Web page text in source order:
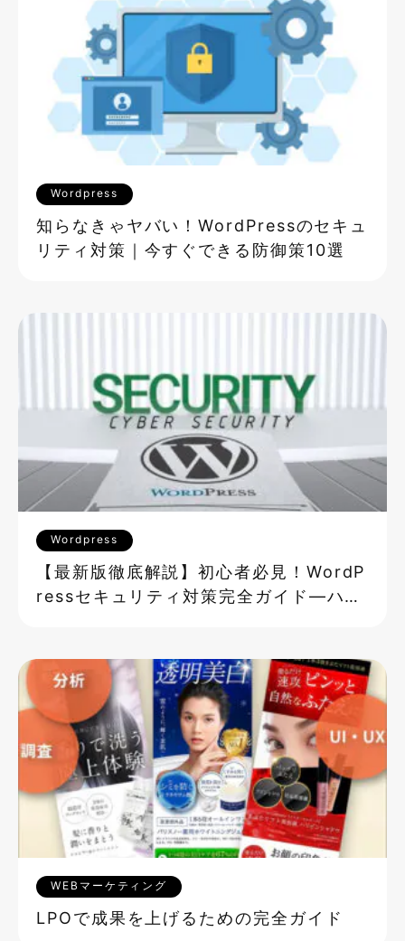
Wordpress
知らなきゃヤバい！WordPressのセキュ
リティ対策｜今すぐできる防御策10選
Wordpress
【最新版徹底解説】初心者必見！WordP
ressセキュリティ対策完全ガイド―ハッ
WEBマーケティング
LPOで成果を上げるための完全ガイド